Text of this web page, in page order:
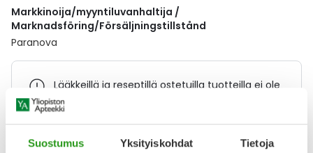
Suostumus Yksityiskohdat Tietoja
Markkinoija/myyntiluvanhaltija /
Marknadsföring/Försäljningstillstånd
Paranova
Lääkkeillä ja reseptillä ostetuilla tuotteilla ei ole
palautusoikeutta.